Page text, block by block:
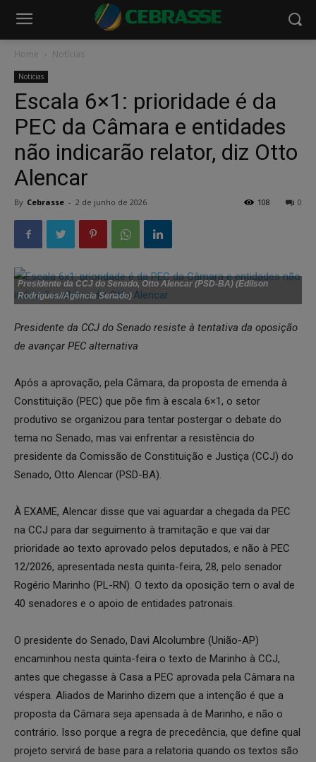
Home Notícias
Notícias
Escala 6×1: prioridade é da
PEC da Câmara e entidades
não indicarão relator, diz Otto
Alencar
By Cebrasse - 2 de junho de 2026 0
108
Presidente da CCJ do Senado, Otto Alencar (PSD-BA) (Edilson
Rodrigues//Agência Senado)
Presidente da CCJ do Senado resiste à tentativa da oposição
de avançar PEC alternativa
Após a aprovação, pela Câmara, da proposta de emenda à
Constituição (PEC) que põe fim à escala 6×1, o setor
produtivo se organizou para tentar postergar o debate do
tema no Senado, mas vai enfrentar a resistência do
presidente da Comissão de Constituição e Justiça (CCJ) do
Senado, Otto Alencar (PSD-BA).
À EXAME, Alencar disse que vai aguardar a chegada da PEC
na CCJ para dar seguimento à tramitação e que vai dar
prioridade ao texto aprovado pelos deputados, e não à PEC
12/2026, apresentada nesta quinta-feira, 28, pelo senador
Rogério Marinho (PL-RN). O texto da oposição tem o aval de
40 senadores e o apoio de entidades patronais.
O presidente do Senado, Davi Alcolumbre (União-AP)
encaminhou nesta quinta-feira o texto de Marinho à CCJ,
antes que chegasse à Casa a PEC aprovada pela Câmara na
véspera. Aliados de Marinho dizem que a intenção é que a
proposta da Câmara seja apensada à de Marinho, e não o
contrário. Isso porque a regra de precedência, que define qual
projeto servirá de base para a relatoria quando os textos são